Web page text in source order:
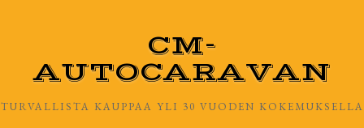
CM-
AUTOCARAVAN
TURVALLISTA KAUPPAA YLI 30 VUODEN KOKEMUKSELLA